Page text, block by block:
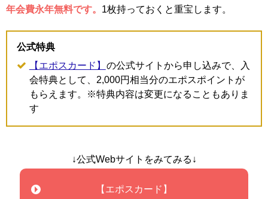
年会費永年無料です。 1枚持っておくと重宝します。
公式特典
【エポスカード】 の公式サイトから申し込みで、入
会特典として、2,000円相当分のエポスポイントが
もらえます。※特典内容は変更になることもありま
す
↓公式Webサイトをみてみる↓
【エポスカード】